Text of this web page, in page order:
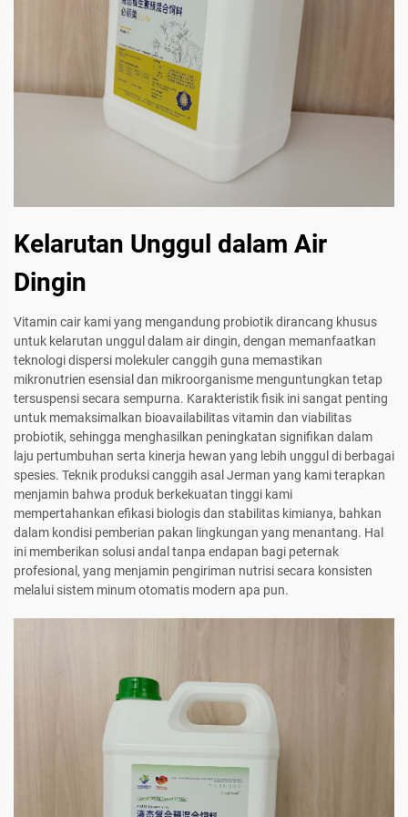
Kelarutan Unggul dalam Air
Dingin
Vitamin cair kami yang mengandung probiotik dirancang khusus
untuk kelarutan unggul dalam air dingin, dengan memanfaatkan
teknologi dispersi molekuler canggih guna memastikan
mikronutrien esensial dan mikroorganisme menguntungkan tetap
tersuspensi secara sempurna. Karakteristik fisik ini sangat penting
untuk memaksimalkan bioavailabilitas vitamin dan viabilitas
probiotik, sehingga menghasilkan peningkatan signifikan dalam
laju pertumbuhan serta kinerja hewan yang lebih unggul di berbagai
spesies. Teknik produksi canggih asal Jerman yang kami terapkan
menjamin bahwa produk berkekuatan tinggi kami
mempertahankan efikasi biologis dan stabilitas kimianya, bahkan
dalam kondisi pemberian pakan lingkungan yang menantang. Hal
ini memberikan solusi andal tanpa endapan bagi peternak
profesional, yang menjamin pengiriman nutrisi secara konsisten
melalui sistem minum otomatis modern apa pun.